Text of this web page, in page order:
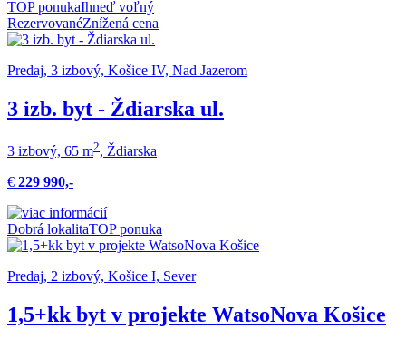
TOP ponukaIhneď voľný
RezervovanéZnížená cena
Predaj, 3 izbový, Košice IV, Nad Jazerom
3 izb. byt - Ždiarska ul.
3 izbový, 65 m2, Ždiarska
€ 229 990,-
Dobrá lokalitaTOP ponuka
Predaj, 2 izbový, Košice I, Sever
1,5+kk byt v projekte WatsoNova Košice